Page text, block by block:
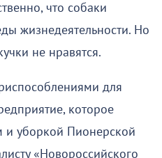
что собаки
жизнедеятельности. Но
не нравятся.
для
которое
и уборкой Пионерской
«Новороссийского